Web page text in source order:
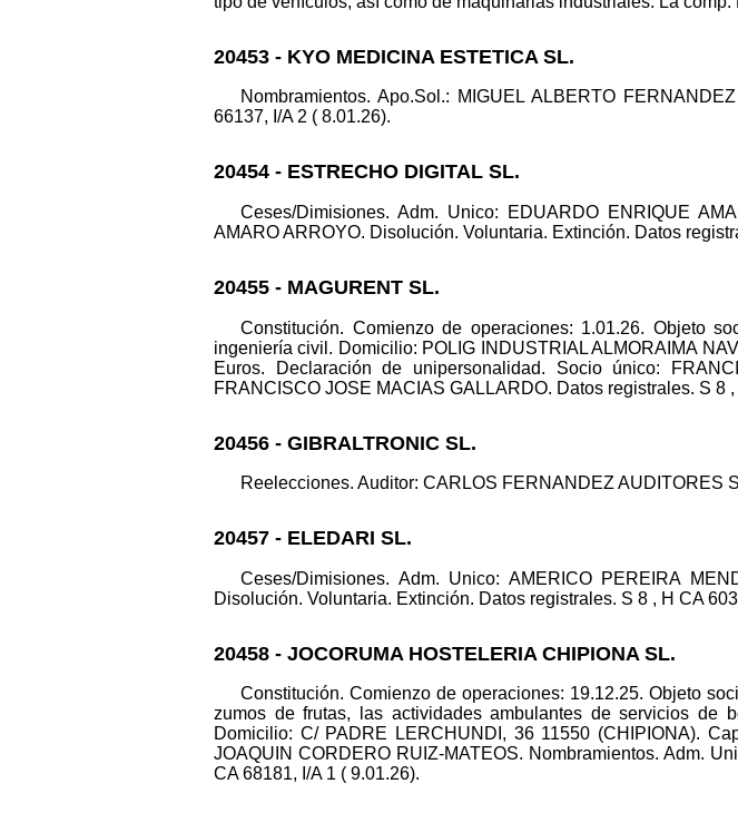
20453 - KYO MEDICINA ESTETICA SL.
Nombramientos. Apo.Sol.: MIGUEL ALBERTO
66137, I/A 2 ( 8.01.26).
20454 - ESTRECHO DIGITAL SL.
Ceses/Dimisiones. Adm. Unico: EDUARDO ENRIQUE
AMARO ARROYO. Disolución. Voluntaria. Extinción. Datos
20455 - MAGURENT SL.
Constitución. Comienzo de operaciones: 1.01.26. Objeto
ingeniería civil. Domicilio: POLIG INDUSTRIAL ALMORAIMA
Euros. Declaración de unipersonalidad. Socio único:
FRANCISCO JOSE MACIAS GALLARDO. Datos registrales. S 8
20456 - GIBRALTRONIC SL.
Reelecciones. Auditor: CARLOS FERNANDEZ AUDITORES
20457 - ELEDARI SL.
Ceses/Dimisiones. Adm. Unico: AMERICO PEREIRA
Disolución. Voluntaria. Extinción. Datos registrales. S 8 , H CA
20458 - JOCORUMA HOSTELERIA CHIPIONA SL.
Constitución. Comienzo de operaciones: 19.12.25. Objeto
zumos de frutas, las actividades ambulantes de servicios de
Domicilio: C/ PADRE LERCHUNDI, 36 11550 (CHIPIONA).
JOAQUIN CORDERO RUIZ-MATEOS. Nombramientos. Adm.
CA 68181, I/A 1 ( 9.01.26).